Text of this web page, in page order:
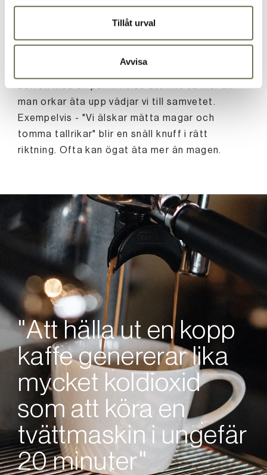
Tillåt urval
Avvisa
Vi använder också "nudging" - en listig och
effektiv metod för att påverka en individ att ta
rätt beslut. En frukostbuffé på ett hotell är en
man orkar äta upp vädjar vi till samvetet.
Exempelvis - "Vi älskar mätta magar och
tomma tallrikar" blir en snäll knuff i rätt
riktning. Ofta kan ögat äta mer än magen.
"Att hälla ut en kopp
kaffe genererar lika
mycket koldioxid
som att köra en
tvättmaskin i ungefär
20 minuter"